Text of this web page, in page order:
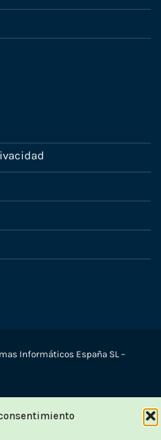
Informáticos España SL –
MasterCard
Cash